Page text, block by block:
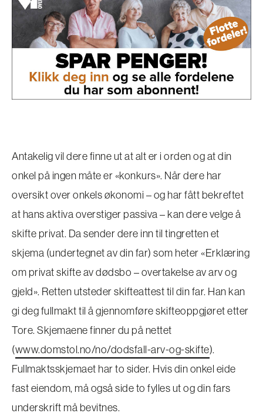
Antakelig vil dere finne ut at alt er i orden og at din
onkel på ingen måte er «konkurs». Når dere har
oversikt over onkels økonomi – og har fått bekreftet
at hans aktiva overstiger passiva – kan dere velge å
skifte privat. Da sender dere inn til tingretten et
skjema (undertegnet av din far) som heter «Erklæring
om privat skifte av dødsbo – overtakelse av arv og
gjeld». Retten utsteder skifteattest til din far. Han kan
gi deg fullmakt til å gjennomføre skifteoppgjøret etter
Tore. Skjemaene finner du på nettet
(www.domstol.no/no/dodsfall-arv-og-skifte).
Fullmaktsskjemaet har to sider. Hvis din onkel eide
fast eiendom, må også side to fylles ut og din fars
underskrift må bevitnes.